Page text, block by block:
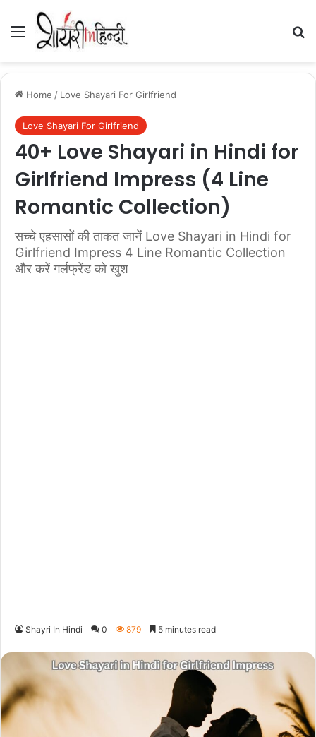
Menu
Home / Love Shayari For Girlfriend
Love Shayari For Girlfriend
40+ Love Shayari in Hindi for
Girlfriend Impress (4 Line
Romantic Collection)
सच्चे एहसासों की ताकत जानें Love Shayari in Hindi for
Girlfriend Impress 4 Line Romantic Collection
और करें गर्लफ्रेंड को खुश
Shayri In Hindi 0 879 5 minutes read